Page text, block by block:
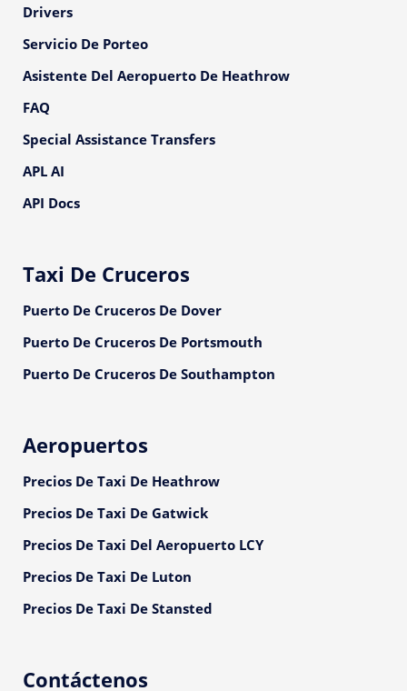
Drivers
Servicio De Porteo
Asistente Del Aeropuerto De Heathrow
FAQ
Special Assistance Transfers
APL AI
API Docs
Taxi De Cruceros
Puerto De Cruceros De Dover
Puerto De Cruceros De Portsmouth
Puerto De Cruceros De Southampton
Aeropuertos
Precios De Taxi De Heathrow
Precios De Taxi De Gatwick
Precios De Taxi Del Aeropuerto LCY
Precios De Taxi De Luton
Precios De Taxi De Stansted
Contáctenos